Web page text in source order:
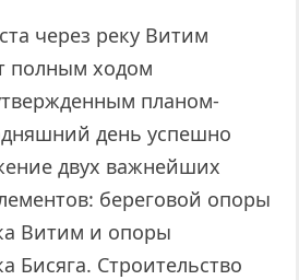
через реку Витим
полным ходом
планом-
день успешно
двух важнейших
береговой опоры
Витим и опоры
Бисяга. Строительство